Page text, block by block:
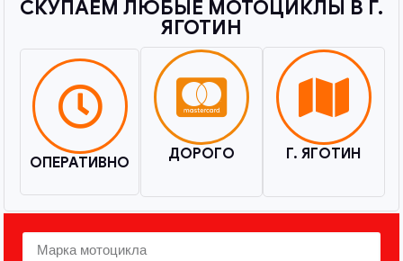
СКУПАЕМ ЛЮБЫЕ МОТОЦИКЛЫ В Г.
ЯГОТИН​
ОПЕРАТИВНО ДОРОГО Г. ЯГОТИН